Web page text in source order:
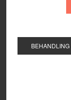
BEHANDLING